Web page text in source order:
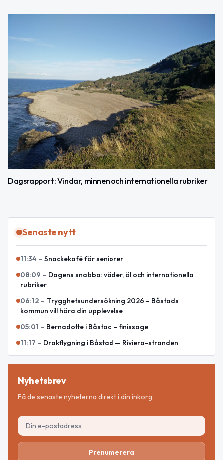
Dagsrapport: Vindar, minnen och internationella rubriker
Senaste nytt
11:34 – Snackekafé för seniorer
08:09 – Dagens snabba: väder, öl och internationella
rubriker
06:12 – Trygghetsundersökning 2026 – Båstads
kommun vill höra din upplevelse
05:01 – Bernadotte i Båstad – finissage
11:17 – Drakflygning i Båstad — Riviera-stranden
Nyhetsbrev
Få de senaste nyheterna direkt i din inkorg.
Prenumerera